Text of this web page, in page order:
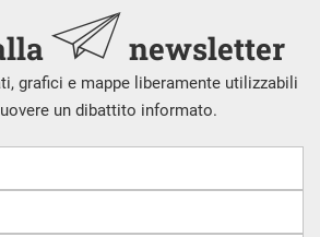
newsletter
grafici e mappe liberamente utilizzabili
un dibattito informato.